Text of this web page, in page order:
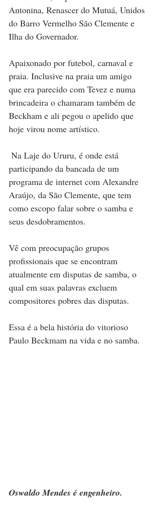
Antonina, Renascer do Mutuá, Unidos
do Barro Vermelho São Clemente e
Ilha do Governador.
Apaixonado por futebol, carnaval e
praia. Inclusive na praia um amigo
que era parecido com Tevez e numa
brincadeira o chamaram também de
Beckham e ali pegou o apelido que
hoje virou nome artístico.
participando da bancada de um
programa de internet com Alexandre
Araújo, da São Clemente, que tem
como escopo falar sobre o samba e
seus desdobramentos.
Vê com preocupação grupos
profissionais que se encontram
atualmente em disputas de samba, o
qual em suas palavras excluem
compositores pobres das disputas.
Essa é a bela história do vitorioso
Paulo Beckmam na vida e no samba.
Oswaldo Mendes é engenheiro.